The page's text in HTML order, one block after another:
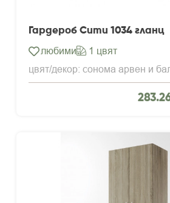
Гардероб Сити 1034 гланц
любими
1 цвят
цвят/декор: сонома арвен и